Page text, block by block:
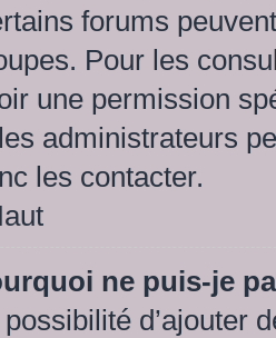
forums
Pour les
une permission
administrateurs
les contacter.
ne puis-je
possibilité d’ajouter